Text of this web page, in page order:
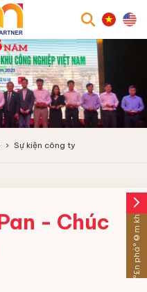
Sự kiện công ty
- Chúc
arrow_forward_ios
Sáº£n pháº©m khÃ¡c